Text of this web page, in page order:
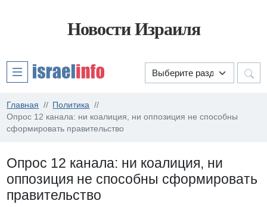
Новости Израиля
Главная
Политика
Опрос 12 канала: ни коалиция, ни оппозиция не способны
сформировать правительство
Опрос 12 канала: ни коалиция, ни
оппозиция не способны сформировать
правительство